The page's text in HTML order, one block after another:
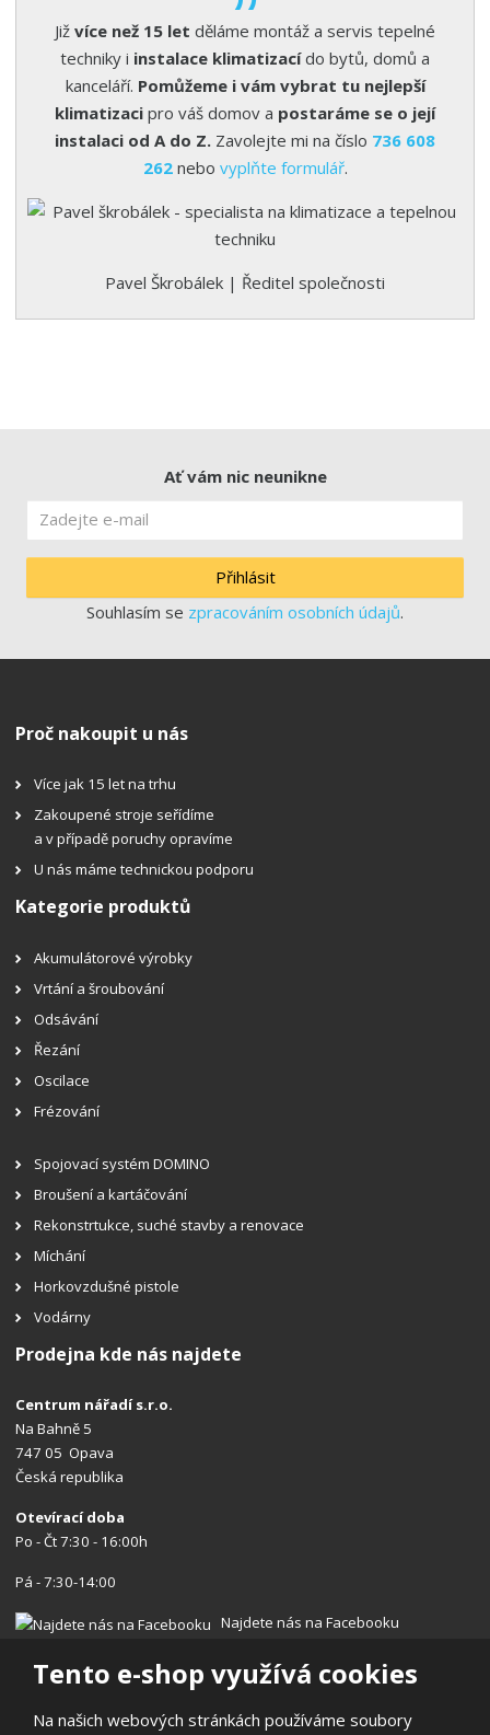
Tento e-shop využívá cookies
Na našich webových stránkách používáme soubory
Již více než 15 let děláme montáž a servis tepelné
techniky i instalace klimatizacído bytů, domů a
kanceláří. Pomůžeme i vám vybrat tu nejlepší
klimatizaci pro váš domov a postaráme se o její
instalaci od A do Z. Zavolejte mi na číslo 736 608
262nebo vyplňte formulář.
Pavel Škrobálek | Ředitel společnosti
Ať vám nic neunikne
Přihlásit
Souhlasím se zpracováním osobních údajů.
Proč nakoupit u nás
Více jak 15 let na trhu
Zakoupené stroje seřídíme
a v případě poruchy opravíme
U nás máme technickou podporu
Kategorie produktů
Akumulátorové výrobky
Vrtání a šroubování
Odsávání
Řezání
Oscilace
Frézování
Spojovací systém DOMINO
Broušení a kartáčování
Rekonstrtukce, suché stavby a renovace
Míchání
Horkovzdušné pistole
Vodárny
Prodejna kde nás najdete
Centrum nářadí s.r.o.
Na Bahně 5
747 05 Opava
Česká republika
Otevírací doba
Po - Čt 7:30 - 16:00h
Pá - 7:30-14:00
Najdete nás na Facebooku